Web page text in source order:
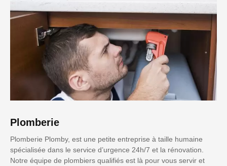
Plomberie
Plomberie Plomby, est une petite entreprise à taille humaine
spécialisée dans le service d’urgence 24h/7 et la rénovation.
Notre équipe de plombiers qualifiés est là pour vous servir et